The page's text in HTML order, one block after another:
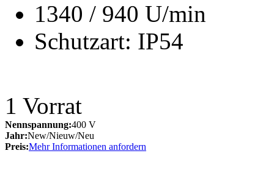
1340 / 940 U/min
Schutzart: IP54
1 Vorrat
Nennspannung:400 V
Jahr:New/Nieuw/Neu
Preis:Mehr Informationen anfordern